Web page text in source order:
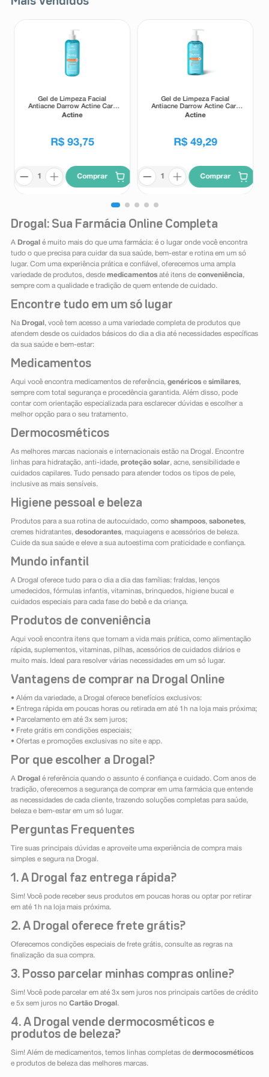
Gel de Limpeza Facial
Antiacne Darrow Actine Care
Alta Tolerância 400g
Actine
R$ 93,75
Comprar
Gel de Limpeza Facial
Antiacne Darrow Actine Care
Alta Tolerância 140g
Actine
R$ 49,29
Comprar
Drogal: Sua Farmácia Online Completa
A Drogal é muito mais do que uma farmácia: é o lugar onde você encontra
tudo o que precisa para cuidar da sua saúde, bem-estar e rotina em um só
lugar. Com uma experiência prática e confiável, oferecemos uma ampla
variedade de produtos, desde medicamentosaté itens de conveniência,
sempre com a qualidade e tradição de quem entende de cuidado.
Encontre tudo em um só lugar
Na Drogal , você tem acesso a uma variedade completa de produtos que
atendem desde os cuidados básicos do dia a dia até necessidades específicas
da sua saúde e bem-estar:
Medicamentos
Aqui você encontra medicamentos de referência, genéricose similares,
sempre com total segurança e procedência garantida. Além disso, pode
contar com orientação especializada para esclarecer dúvidas e escolher a
melhor opção para o seu tratamento.
Dermocosméticos
As melhores marcas nacionais e internacionais estão na Drogal. Encontre
linhas para hidratação, anti-idade, proteção solar, acne, sensibilidade e
cuidados capilares. Tudo pensado para atender todos os tipos de pele,
inclusive as mais sensíveis.
Higiene pessoal e beleza
Produtos para a sua rotina de autocuidado, como shampoos, sabonetes,
cremes hidratantes, desodorantes, maquiagens e acessórios de beleza.
Cuide da sua saúde e eleve a sua autoestima com praticidade e confiança.
Mundo infantil
A Drogal oferece tudo para o dia a dia das famílias: fraldas, lenços
umedecidos, fórmulas infantis, vitaminas, brinquedos, higiene bucal e
cuidados especiais para cada fase do bebê e da criança.
Produtos de conveniência
Aqui você encontra itens que tornam a vida mais prática, como alimentação
rápida, suplementos, vitaminas, pilhas, acessórios de cuidados diários e
muito mais. Ideal para resolver várias necessidades em um só lugar.
Vantagens de comprar na Drogal Online
• Além da variedade, a Drogal oferece benefícios exclusivos:
• Entrega rápida em poucas horas ou retirada em até 1h na loja mais próxima;
• Parcelamento em até 3x sem juros;
• Frete grátis em condições especiais;
• Ofertas e promoções exclusivas no site e app.
Por que escolher a Drogal?
A Drogal é referência quando o assunto é confiança e cuidado. Com anos de
tradição, oferecemos a segurança de comprar em uma farmácia que entende
as necessidades de cada cliente, trazendo soluções completas para saúde,
beleza e bem-estar em um só lugar.
Perguntas Frequentes
Tire suas principais dúvidas e aproveite uma experiência de compra mais
simples e segura na Drogal.
1. A Drogal faz entrega rápida?
Sim! Você pode receber seus produtos em poucas horas ou optar por retirar
em até 1h na loja mais próxima.
2. A Drogal oferece frete grátis?
Oferecemos condições especiais de frete grátis, consulte as regras na
finalização da sua compra.
3. Posso parcelar minhas compras online?
Sim! Você pode parcelar em até 3x sem juros nos principais cartões de crédito
e 5x sem juros no Cartão Drogal .
4. A Drogal vende dermocosméticos e
produtos de beleza?
Sim! Além de medicamentos, temos linhas completas de dermocosméticos
e produtos de beleza das melhores marcas.